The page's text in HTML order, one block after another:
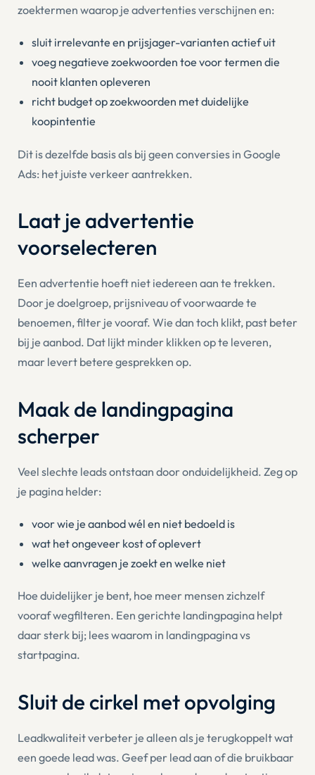
zoektermen waarop je advertenties verschijnen en:
sluit irrelevante en prijsjager-varianten actief uit
voeg negatieve zoekwoorden toe voor termen die
nooit klanten opleveren
richt budget op zoekwoorden met duidelijke
koopintentie
Dit is dezelfde basis als bij geen conversies in Google
Ads: het juiste verkeer aantrekken.
Laat je advertentie
voorselecteren
Een advertentie hoeft niet iedereen aan te trekken.
Door je doelgroep, prijsniveau of voorwaarde te
benoemen, filter je vooraf. Wie dan toch klikt, past beter
bij je aanbod. Dat lijkt minder klikken op te leveren,
maar levert betere gesprekken op.
Maak de landingpagina
scherper
Veel slechte leads ontstaan door onduidelijkheid. Zeg op
je pagina helder:
voor wie je aanbod wél en niet bedoeld is
wat het ongeveer kost of oplevert
welke aanvragen je zoekt en welke niet
Hoe duidelijker je bent, hoe meer mensen zichzelf
vooraf wegfilteren. Een gerichte landingpagina helpt
daar sterk bij; lees waarom in landingpagina vs
startpagina.
Sluit de cirkel met opvolging
Leadkwaliteit verbeter je alleen als je terugkoppelt wat
een goede lead was. Geef per lead aan of die bruikbaar